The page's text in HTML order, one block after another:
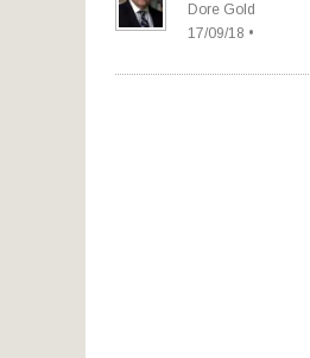
Dore Gold
17/09/18 •